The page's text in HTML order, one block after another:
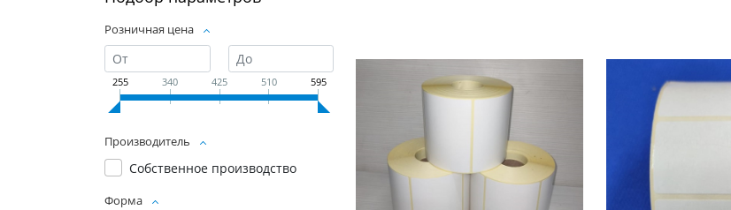
Розничная цена
255 340 425 510 595
Производитель
Собственное производство
Форма